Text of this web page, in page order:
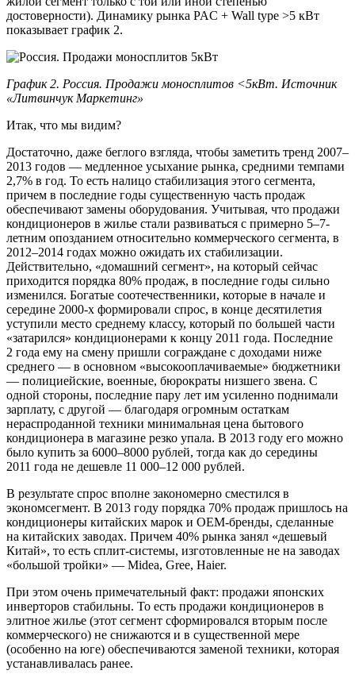
достоверности). Динамику рынка PAC + Wall type >5 кВт
показывает график 2.
График 2. Россия. Продажи моносплитов <5кВт. Источник
«Литвинчук Маркетинг»
Итак, что мы видим?
Достаточно, даже беглого взгляда, чтобы заметить тренд 2007–
2013 годов — медленное усыхание рынка, средними темпами
2,7% в год. То есть налицо стабилизация этого сегмента,
причем в последние годы существенную часть продаж
обеспечивают замены оборудования. Учитывая, что продажи
кондиционеров в жилье стали развиваться с примерно 5–7-
летним опозданием относительно коммерческого сегмента, в
2012–2014 годах можно ожидать их стабилизации.
Действительно, «домашний сегмент», на который сейчас
приходится порядка 80% продаж, в последние годы сильно
изменился. Богатые соотечественники, которые в начале и
середине 2000-х формировали спрос, в конце десятилетия
уступили место среднему классу, который по большей части
«затарился» кондиционерами к концу 2011 года. Последние
2 года ему на смену пришли сограждане с доходами ниже
среднего — в основном «высокооплачиваемые» бюджетники
— полициейские, военные, бюрократы низшего звена. С
одной стороны, последние пару лет им усиленно поднимали
зарплату, с другой — благодаря огромным остаткам
нераспроданной техники минимальная цена бытового
кондиционера в магазине резко упала. В 2013 году его можно
было купить за 6000–8000 рублей, тогда как до середины
2011 года не дешевле 11 000–12 000 рублей.
В результате спрос вполне закономерно сместился в
экономсегмент. В 2013 году порядка 70% продаж пришлось на
кондиционеры китайских марок и OEM-бренды, сделанные
на китайских заводах. Причем 40% рынка занял «дешевый
Китай», то есть сплит-системы, изготовленные не на заводах
«большой тройки» — Midea, Gree, Haier.
При этом очень примечательный факт: продажи японских
инверторов стабильны. То есть продажи кондиционеров в
элитное жилье (этот сегмент сформировался вторым после
коммерческого) не снижаются и в существенной мере
(особенно на юге) обеспечиваются заменой техники, которая
устанавливалась ранее.